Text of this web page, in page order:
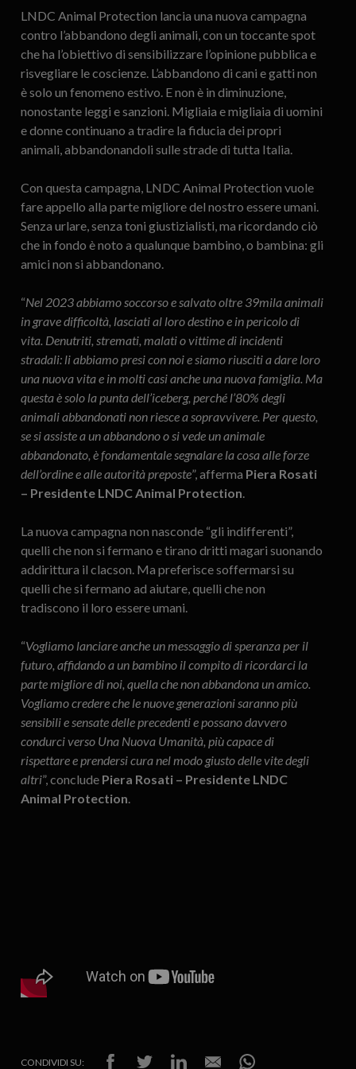
LNDC Animal Protection lancia una nuova campagna
contro l’abbandono degli animali, con un toccante spot
che ha l’obiettivo di sensibilizzare l’opinione pubblica e
risvegliare le coscienze. L’abbandono di cani e gatti non
è solo un fenomeno estivo. E non è in diminuzione,
nonostante leggi e sanzioni. Migliaia e migliaia di uomini
e donne continuano a tradire la fiducia dei propri
animali, abbandonandoli sulle strade di tutta Italia.
Con questa campagna, LNDC Animal Protection vuole
fare appello alla parte migliore del nostro essere umani.
Senza urlare, senza toni giustizialisti, ma ricordando ciò
che in fondo è noto a qualunque bambino, o bambina: gli
amici non si abbandonano.
“Nel 2023 abbiamo soccorso e salvato oltre 39mila animali
in grave difficoltà, lasciati al loro destino e in pericolo di
vita. Denutriti, stremati, malati o vittime di incidenti
stradali: li abbiamo presi con noi e siamo riusciti a dare loro
una nuova vita e in molti casi anche una nuova famiglia. Ma
questa è solo la punta dell’iceberg, perché l’80% degli
animali abbandonati non riesce a sopravvivere. Per questo,
se si assiste a un abbandono o si vede un animale
abbandonato, è fondamentale segnalare la cosa alle forze
dell’ordine e alle autorità preposte”, afferma Piera Rosati
– Presidente LNDC Animal Protection.
La nuova campagna non nasconde “gli indifferenti”,
quelli che non si fermano e tirano dritti magari suonando
addirittura il clacson. Ma preferisce soffermarsi su
quelli che si fermano ad aiutare, quelli che non
tradiscono il loro essere umani.
“Vogliamo lanciare anche un messaggio di speranza per il
futuro, affidando a un bambino il compito di ricordarci la
parte migliore di noi, quella che non abbandona un amico.
Vogliamo credere che le nuove generazioni saranno più
sensibili e sensate delle precedenti e possano davvero
condurci verso Una Nuova Umanità, più capace di
rispettare e prendersi cura nel modo giusto delle vite degli
altri”, conclude Piera Rosati – Presidente LNDC
Animal Protection.
CONDIVIDI SU: